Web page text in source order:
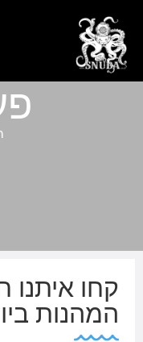
קחו איתנו
המהנות